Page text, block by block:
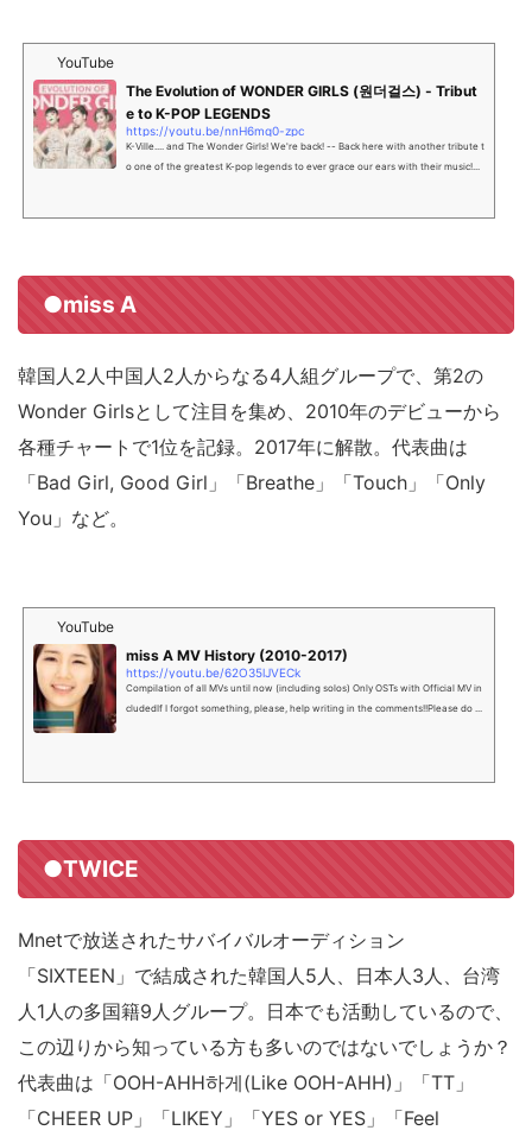
YouTube
The Evolution of WONDER GIRLS (원더걸스) - Tribut
e to K-POP LEGENDS
https://youtu.be/nnH6mq0-zpc
K-Ville.... and The Wonder Girls! We're back! -- Back here with another tribute t
o one of the greatest K-pop legends to ever grace our ears with their music!...
●miss A
韓国人2人中国人2人からなる4人組グループで、第2の
Wonder Girlsとして注目を集め、2010年のデビューから
各種チャートで1位を記録。2017年に解散。代表曲は
「Bad Girl, Good Girl」「Breathe」「Touch」「Only
You」など。
YouTube
miss A MV History (2010-2017)
https://youtu.be/62O35lJVECk
Compilation of all MVs until now (including solos) Only OSTs with Official MV in
cludedIf I forgot something, please, help writing in the comments!!Please do ...
●TWICE
Mnetで放送されたサバイバルオーディション
「SIXTEEN」で結成された韓国人5人、日本人3人、台湾
人1人の多国籍9人グループ。日本でも活動しているので、
この辺りから知っている方も多いのではないでしょうか？
代表曲は「OOH-AHH하게(Like OOH-AHH)」「TT」
「CHEER UP」「LIKEY」「YES or YES」「Feel